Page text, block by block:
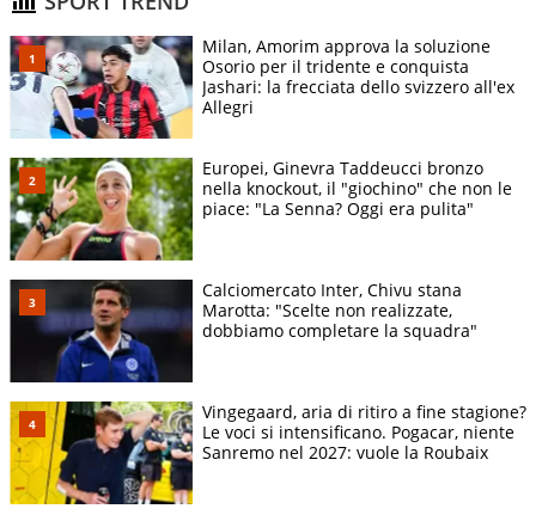
Milan, Amorim approva la soluzione
Osorio per il tridente e conquista
Jashari: la frecciata dello svizzero all'ex
Allegri
Europei, Ginevra Taddeucci bronzo
nella knockout, il "giochino" che non le
piace: "La Senna? Oggi era pulita"
Calciomercato Inter, Chivu stana
Marotta: "Scelte non realizzate,
dobbiamo completare la squadra"
Vingegaard, aria di ritiro a fine stagione?
Le voci si intensificano. Pogacar, niente
Sanremo nel 2027: vuole la Roubaix